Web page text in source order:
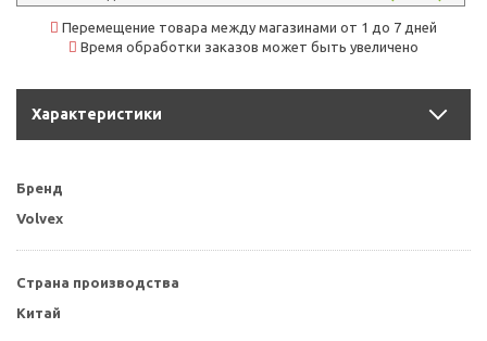
Перемещение товара между магазинами от 1 до 7 дней
Время обработки заказов может быть увеличено
Характеристики
Бренд
Volvex
Страна производства
Китай